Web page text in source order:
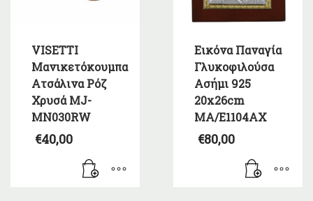
VISETTI
Μανικετόκουμπα
Ατσάλινα Ρόζ
Χρυσά MJ-
MN030RW
€40,00
Εικόνα Παναγία
Γλυκοφιλούσα
Ασήμι 925
20x26cm
MA/E1104AX
€80,00